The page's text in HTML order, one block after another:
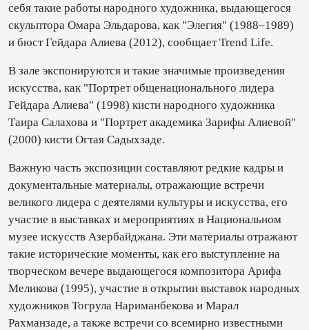
себя такие работы народного художника, выдающегося
скульптора Омара Эльдарова, как "Элегия" (1988–1989)
и бюст Гейдара Алиева (2012), сообщает Trend Life.
В зале экспонируются и такие значимые произведения
искусства, как "Портрет общенационального лидера
Гейдара Алиева" (1998) кисти народного художника
Таира Салахова и "Портрет академика Зарифы Алиевой"
(2000) кисти Огтая Садыхзаде.
Важную часть экспозиции составляют редкие кадры и
документальные материалы, отражающие встречи
великого лидера с деятелями культуры и искусства, его
участие в выставках и мероприятиях в Национальном
музее искусств Азербайджана. Эти материалы отражают
такие исторические моменты, как его выступление на
творческом вечере выдающегося композитора Арифа
Меликова (1995), участие в открытии выставок народных
художников Тогрула Нариманбекова и Марал
Рахманзаде, а также встречи со всемирно известными